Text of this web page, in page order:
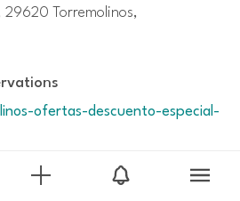
Torremolinos,
ofertas-descuento-especial-